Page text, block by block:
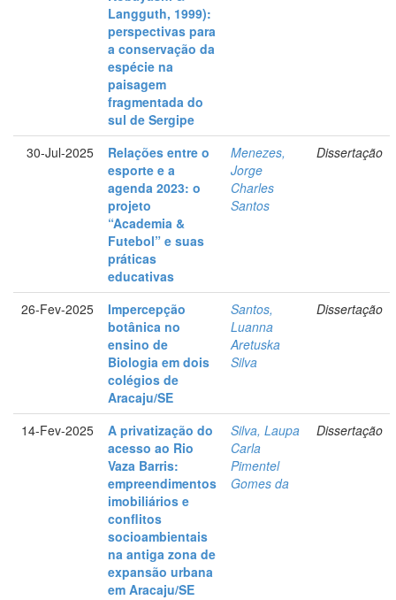
Langguth, 1999):
perspectivas para
a conservação da
espécie na
paisagem
fragmentada do
sul de Sergipe
30-Jul-2025
Relações entre o
esporte e a
agenda 2023: o
projeto
“Academia &
Futebol” e suas
práticas
educativas
Menezes,
Jorge
Charles
Santos
Dissertação
26-Fev-2025
Impercepção
botânica no
ensino de
Biologia em dois
colégios de
Aracaju/SE
Santos,
Luanna
Aretuska
Silva
Dissertação
14-Fev-2025
A privatização do
acesso ao Rio
Vaza Barris:
empreendimentos
imobiliários e
conflitos
socioambientais
na antiga zona de
expansão urbana
em Aracaju/SE
Silva, Laupa
Carla
Pimentel
Gomes da
Dissertação